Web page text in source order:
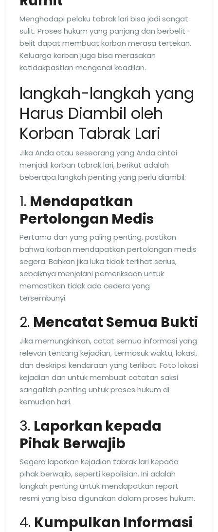
Menghadapi pelaku tabrak lari bisa jadi sangat
sulit. Proses hukum yang panjang dan berbelit-
belit dapat membuat korban merasa tertekan.
Keluarga korban juga bisa merasakan
ketidakpastian mengenai keadilan.
langkah-langkah yang
Harus Diambil oleh
Korban Tabrak Lari
Jika Anda atau seseorang yang Anda cintai
menjadi korban tabrak lari, berikut adalah
beberapa langkah penting yang perlu diambil:
1. Mendapatkan
Pertolongan Medis
Pertama dan yang paling penting, pastikan
bahwa korban mendapatkan pertolongan medis
segera. Bahkan jika luka tidak terlihat serius,
sebaiknya menjalani pemeriksaan untuk
memastikan tidak ada cedera yang
tersembunyi.
2. Mencatat Semua Bukti
Jika memungkinkan, catat semua informasi yang
relevan tentang kejadian, termasuk waktu, lokasi,
dan deskripsi kendaraan yang terlibat. Foto lokasi
kejadian dan untuk membuat catatan saksi
sangatlah penting untuk proses hukum di
kemudian hari.
3. Laporkan kepada
Pihak Berwajib
Segera laporkan kejadian tabrak lari kepada
pihak berwajib, seperti kepolisian. Ini adalah
langkah penting untuk mendapatkan report
resmi yang bisa digunakan dalam proses hukum.
4. Kumpulkan Informasi